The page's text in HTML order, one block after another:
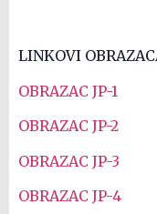
LINKOVI
OBRAZAC JP-1
OBRAZAC JP-2
OBRAZAC JP-3
OBRAZAC JP-4